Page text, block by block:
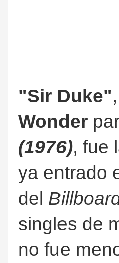
"Sir Duke"
Wonder
(1976), fue
ya entrado
del
singles de
no fue